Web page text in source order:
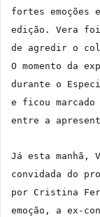
fortes emoções
edição. Vera
de agredir o
O momento da
durante o
e ficou marcado
entre a
Já esta manhã,
convidada do
por Cristina
emoção, a ex-